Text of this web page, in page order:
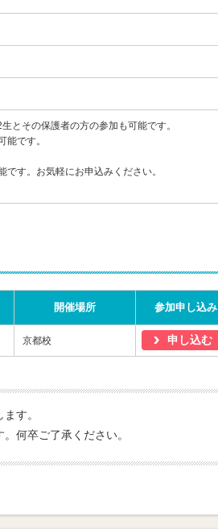
とその保護者の方の参加も可能です。
です。
す。お気軽にお申込みください。
開催場所 参加申し込み
京都校 申し込む
す。
何卒ご了承ください。